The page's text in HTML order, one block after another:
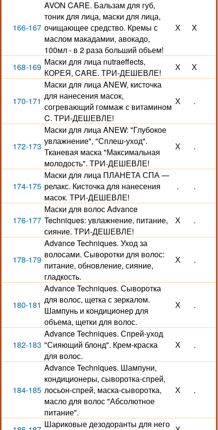
166-167
AVON CARE. Бальзам для губ,
тоник для лица, маски для лица,
очищающее средство. Кремы с
маслом макадамии, авокадо,
100мл - в 2 раза больший объем!
Х Х
168-169 Маски для лица nutraeffects,
КОРЕЯ, CARE. ТРИ-ДЕШЕВЛЕ!
Х Х
170-171
Маски для лица ANEW, кисточка
для нанесения масок,
согревающий гоммаж с витамином
C. ТРИ-ДЕШЕВЛЕ!
Х .
172-173
Маски для лица ANEW: "Глубокое
увлажнение", "Сплеш-уход".
Тканевая маска "Максимальная
молодость". ТРИ-ДЕШЕВЛЕ!
Х .
174-175
Маски для лица ПЛАНЕТА СПА —
релакс. Кисточка для нанесения
масок. ТРИ-ДЕШЕВЛЕ!
. .
176-177
Маски для волос Advance
Techniques: увлажнение, питание,
сияние. ТРИ-ДЕШЕВЛЕ!
Х .
178-179
Advance Techniques. Уход за
волосами. Сыворотки для волос:
питание, обновление, сияние,
гладкость.
Х .
180-181
Advance Techniques. Сыворотка
для волос, щетка с зеркалом.
Шампунь и кондиционер для
объема, щетки для волос.
Х .
182-183
Advance Techniques. Спрей-уход
"Сияющий блонд". Крем-краска
для волос.
Х .
184-185
Advance Techniques. Шампуни,
кондиционеры, сыворотка-спрей,
лосьон-спрей, маска-сыворотка,
масло для волос "Абсолютное
питание".
Х .
Шариковые дезодоранты для него